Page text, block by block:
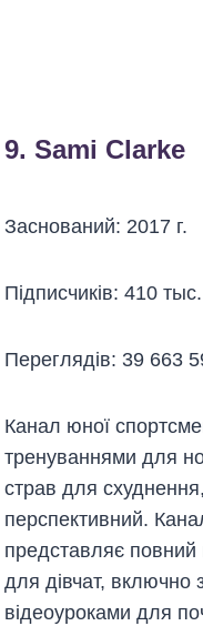
9. Sami Clarke
Заснований: 2017 г.
Підписчиків: 410 тыс.
Переглядів: 39 663
Канал юної
тренуваннями для
страв для
перспективний.
представляє повний
для дівчат, включно
відеоуроками для